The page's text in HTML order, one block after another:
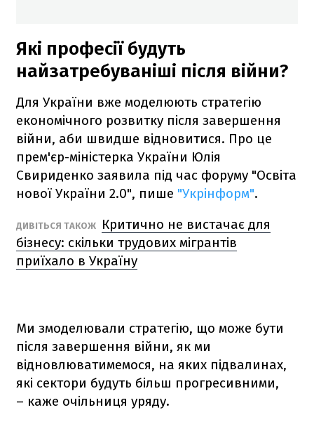
Які професії будуть
найзатребуваніші після війни?
Для України вже моделюють стратегію
економічного розвитку після завершення
війни, аби швидше відновитися. Про це
прем'єр-міністерка України Юлія
Свириденко заявила під час форуму "Освіта
нової України 2.0", пише "Укрінформ".
ДИВІТЬСЯ ТАКОЖ
Критично не вистачає для
бізнесу: скільки трудових мігрантів
приїхало в Україну
Ми змоделювали стратегію, що може бути
після завершення війни, як ми
відновлюватимемося, на яких підвалинах,
які сектори будуть більш прогресивними,
– каже очільниця уряду.